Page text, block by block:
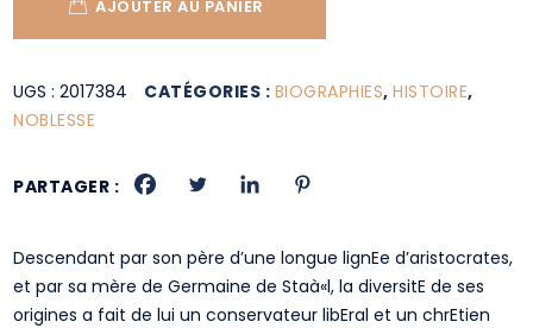
AJOUTER AU PANIER
UGS :2017384 CATÉGORIES : BIOGRAPHIES,HISTOIRE,
NOBLESSE
PARTAGER :
Descendant par son père d’une longue lignEe d’aristocrates,
et par sa mère de Germaine de Staà«l, la diversitE de ses
origines a fait de lui un conservateur libEral et un chrEtien